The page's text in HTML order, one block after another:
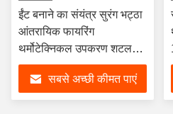
ईंट बनाने का संयंत्र सुरंग भट्ठा
आंतरायिक फायरिंग
थर्मोटेक्निकल उपकरण शटल
भट्ठा
सबसे अच्छी कीमत पाएं